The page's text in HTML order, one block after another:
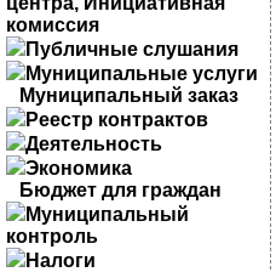
комиссия
Публичные слушания
Муниципальные услуги
Муниципальный заказ
Реестр контрактов
Деятельность
Экономика
Бюджет для граждан
Муниципальный
контроль
Налоги